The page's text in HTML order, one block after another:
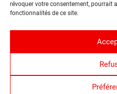
révoquer votre consentement, pourrait
fonctionnalités de ce site.
Proposer une
Qui